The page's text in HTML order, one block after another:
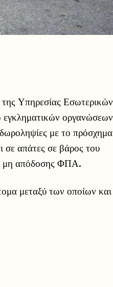
της Υπηρεσίας Εσωτερικών
οργανώσεων
με το πρόσχημα
σε απάτες σε βάρος του
μη απόδοσης ΦΠΑ.
μεταξύ των οποίων και